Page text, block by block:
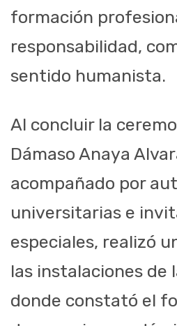
formación
responsabilidad,
sentido humanista.
Al concluir la
Dámaso Anaya
acompañado por
universitarias e
especiales, realizó
las instalaciones de
donde constató el